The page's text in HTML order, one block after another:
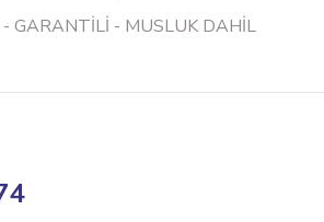
GARANTİLİ - MUSLUK DAHİL